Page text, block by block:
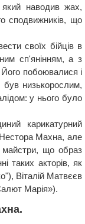
наводив жах,
сподвижників, що
своїх бійців в
сп'янінням, а з
побоювалися і
був низькорослим,
у нього було
карикатурний
Махна, але
майстри, що образ
таких акторів, як
Віталій Матвєєв
Марія»).